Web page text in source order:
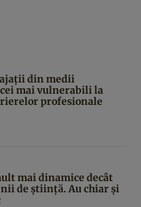
din medii
mai vulnerabili la
profesionale
mai dinamice decât
de știință. Au chiar și